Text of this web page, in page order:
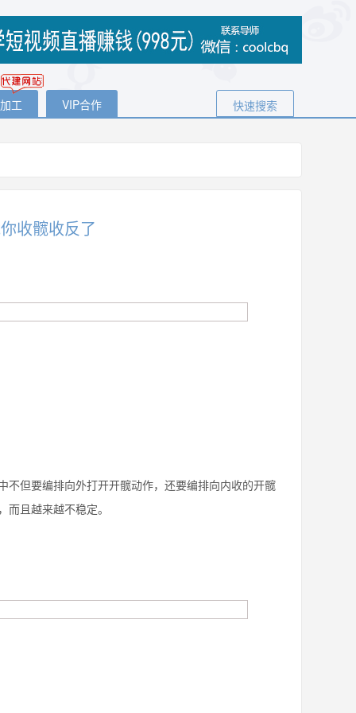
工 VIP合作 快速搜索
收髋收反了
但要编排向外打开开髋动作，还要编排向内收的开髋
且越来越不稳定。